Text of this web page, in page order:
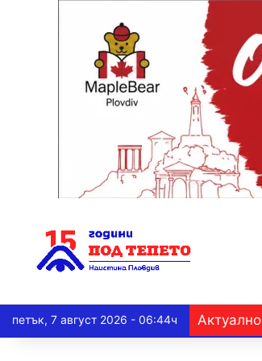
петък, 7 август 2026 - 06:44ч Актуално